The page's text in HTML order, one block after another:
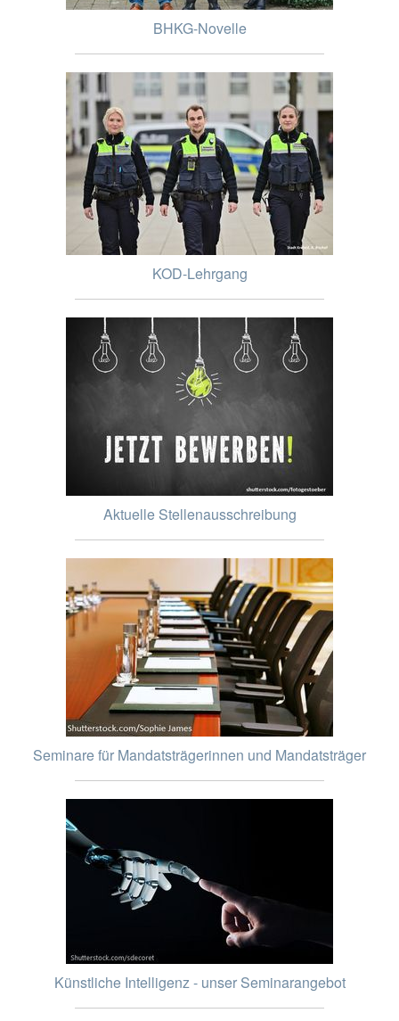
BHKG-Novelle
KOD-Lehrgang
Aktuelle Stellenausschreibung
Seminare für Mandatsträgerinnen und Mandatsträger
Künstliche Intelligenz - unser Seminarangebot